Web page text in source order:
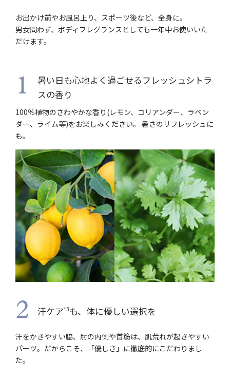
お出かけ前やお風呂上り、スポーツ後など、全身に。
男女問わず、ボディフレグランスとしても一年中お使いいた
だけます。
1
暑い日も心地よく過ごせるフレッシュシトラ
スの香り
100％植物のさわやかな香り(レモン、コリアンダー、ラベン
ダー、ライム等)をお楽しみください。 暑さのリフレッシュに
も。
2 汗ケア*3 も、体に優しい選択を
汗をかきやすい脇、肘の内側や首筋は、肌荒れが起きやすい
パーツ。だからこそ、「優しさ」に徹底的にこだわりまし
た。